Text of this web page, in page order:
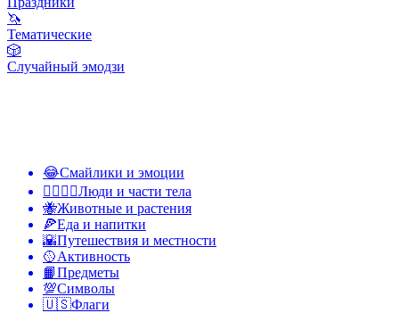
🦄
Тематические
🎲
Случайный эмодзи
😂Смайлики и эмоции
👩‍❤️‍💋‍👨Люди и части тела
🐝Животные и растения
🍕Еда и напитки
🌇Путешествия и местности
🥎Активность
📙Предметы
💯Символы
🇺🇸Флаги